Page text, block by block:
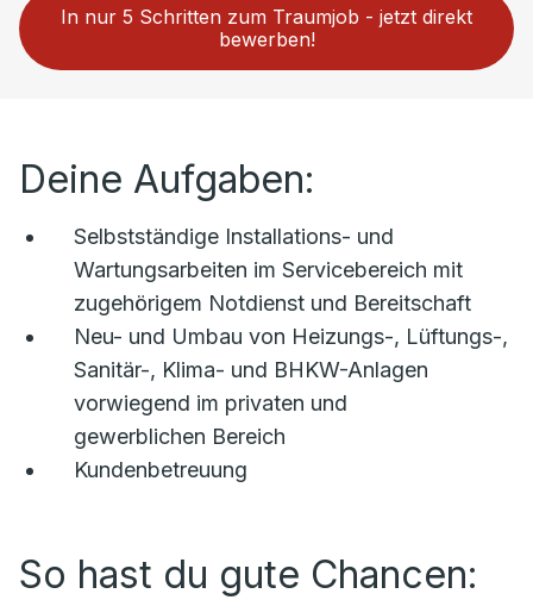
In nur 5 Schritten zum Traumjob - jetzt direkt
bewerben!
Deine Aufgaben:
Selbstständige Installations- und
Wartungsarbeiten im Servicebereich mit
zugehörigem Notdienst und Bereitschaft
Neu- und Umbau von Heizungs-, Lüftungs-,
Sanitär-, Klima- und BHKW-Anlagen
vorwiegend im privaten und
gewerblichen Bereich
Kundenbetreuung
So hast du gute Chancen: